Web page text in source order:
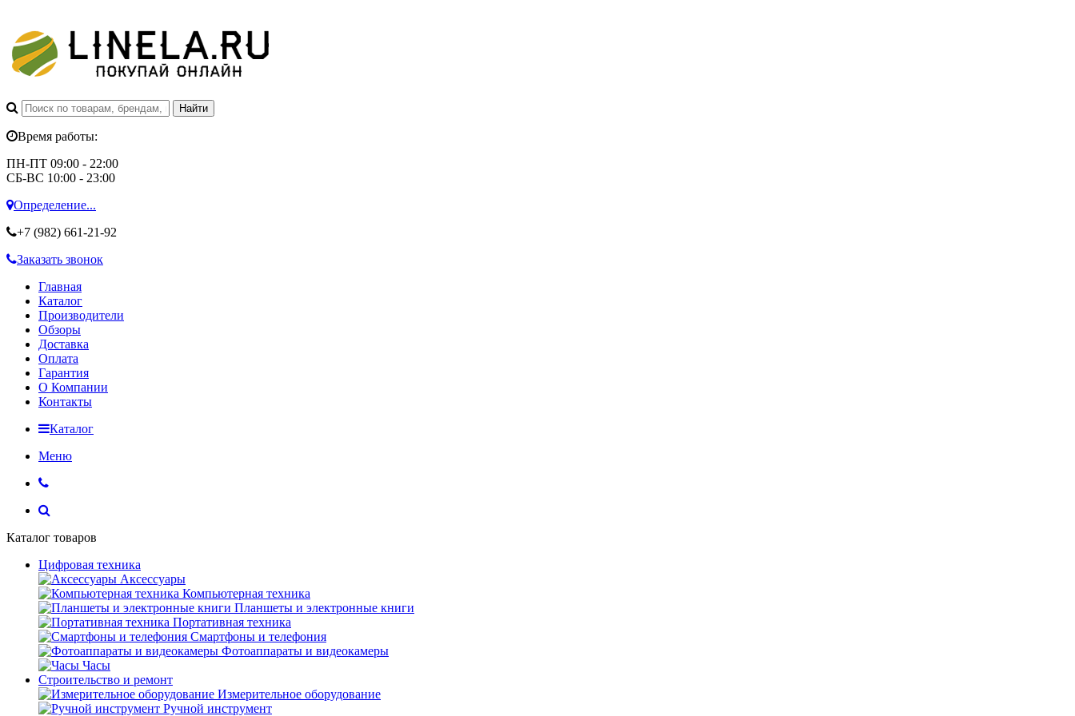
Время работы:
ПН-ПТ 09:00 - 22:00
СБ-ВС 10:00 - 23:00
Определение...
+7 (982) 661-21-92
Заказать звонок
Главная
Каталог
Производители
Обзоры
Доставка
Оплата
Гарантия
О Компании
Контакты
Каталог
Меню
Каталог товаров
Цифровая техника
Аксессуары
Компьютерная техника
Планшеты и электронные книги
Портативная техника
Смартфоны и телефония
Фотоаппараты и видеокамеры
Часы
Строительство и ремонт
Измерительное оборудование
Ручной инструмент